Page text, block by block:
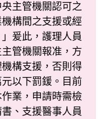
主管機關認可之
構間之支援或經
爰此，護理人員
管機關報准，方
構支援，否則得
以下罰鍰。目前
業，申請時需檢
、支援醫事人員